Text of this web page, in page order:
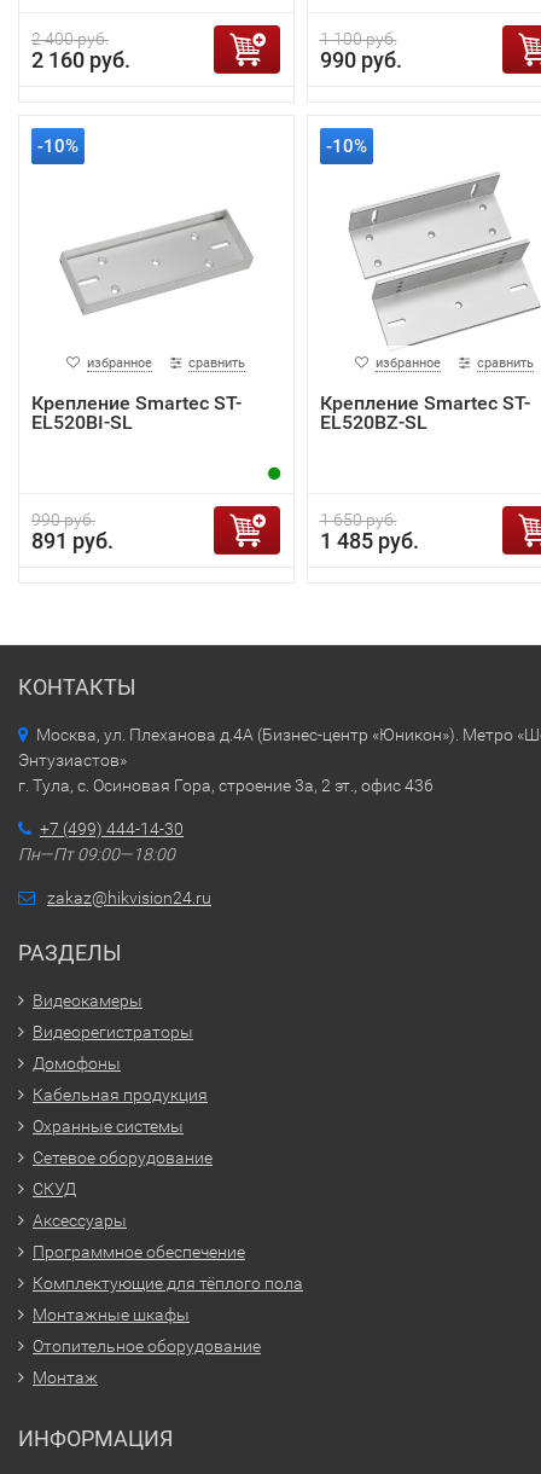
2 400 руб.
2 160 руб.
1 100 руб.
990 руб.
-10%
избранное сравнить
Крепление Smartec ST-
EL520BI-SL
990 руб.
891 руб.
-10%
избранное сравнить
Крепление Smartec ST-
EL520BZ-SL
1 650 руб.
1 485 руб.
КОНТАКТЫ
Москва, ул. Плеханова д.4А (Бизнес-центр «Юникон»). Метро
Энтузиастов»
г. Тула, с. Осиновая Гора, строение 3а, 2 эт., офис 436
+7 (499) 444-14-30
Пн—Пт 09:00—18:00
zakaz@hikvision24.ru
РАЗДЕЛЫ
Видеокамеры
Видеорегистраторы
Домофоны
Кабельная продукция
Охранные системы
Сетевое оборудование
СКУД
Аксессуары
Программное обеспечение
Комплектующие для тёплого пола
Монтажные шкафы
Отопительное оборудование
Монтаж
ИНФОРМАЦИЯ